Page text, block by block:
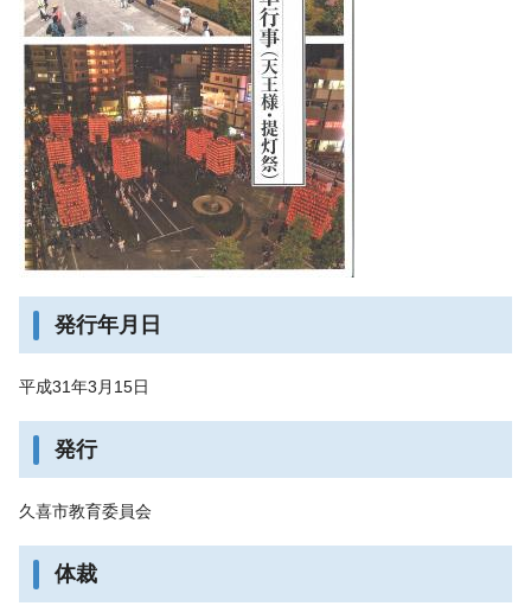
発行年月日
平成31年3月15日
発行
久喜市教育委員会
体裁